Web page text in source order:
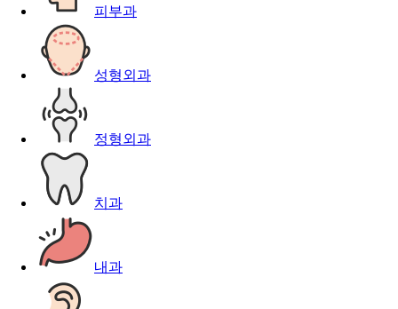
피부과
성형외과
정형외과
치과
내과